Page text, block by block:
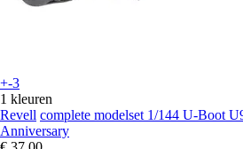
+-3
1 kleuren
Revell complete modelset 1/144 U-Boot
Anniversary